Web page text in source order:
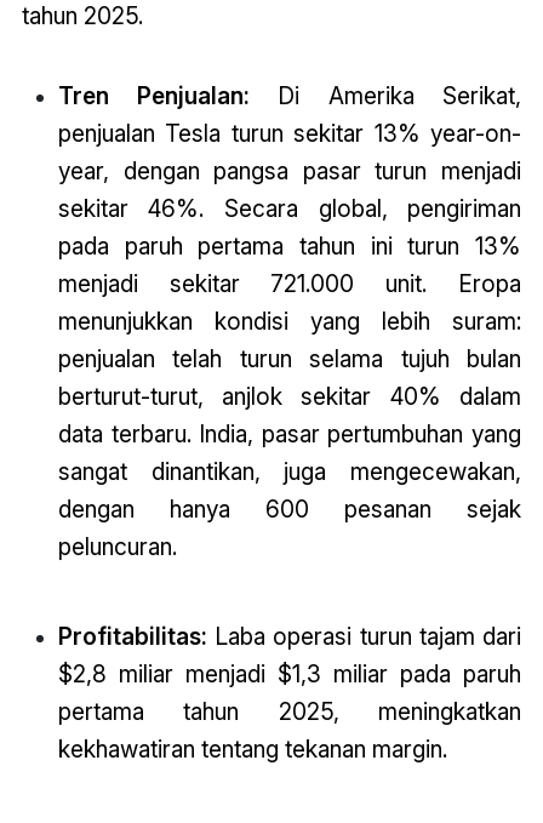
tahun 2025.
Tren Penjualan: Di Amerika Serikat,
penjualan Tesla turun sekitar 13% year-on-
year, dengan pangsa pasar turun menjadi
sekitar 46%. Secara global, pengiriman
pada paruh pertama tahun ini turun 13%
menjadi sekitar 721.000 unit. Eropa
menunjukkan kondisi yang lebih suram:
penjualan telah turun selama tujuh bulan
berturut-turut, anjlok sekitar 40% dalam
data terbaru. India, pasar pertumbuhan yang
sangat dinantikan, juga mengecewakan,
dengan hanya 600 pesanan sejak
peluncuran.
Profitabilitas: Laba operasi turun tajam dari
$2,8 miliar menjadi $1,3 miliar pada paruh
pertama tahun 2025, meningkatkan
kekhawatiran tentang tekanan margin.